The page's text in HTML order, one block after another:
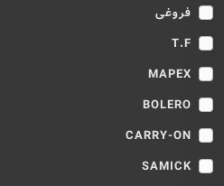
فروغی
T.F
MAPEX
BOLERO
CARRY-ON
SAMICK